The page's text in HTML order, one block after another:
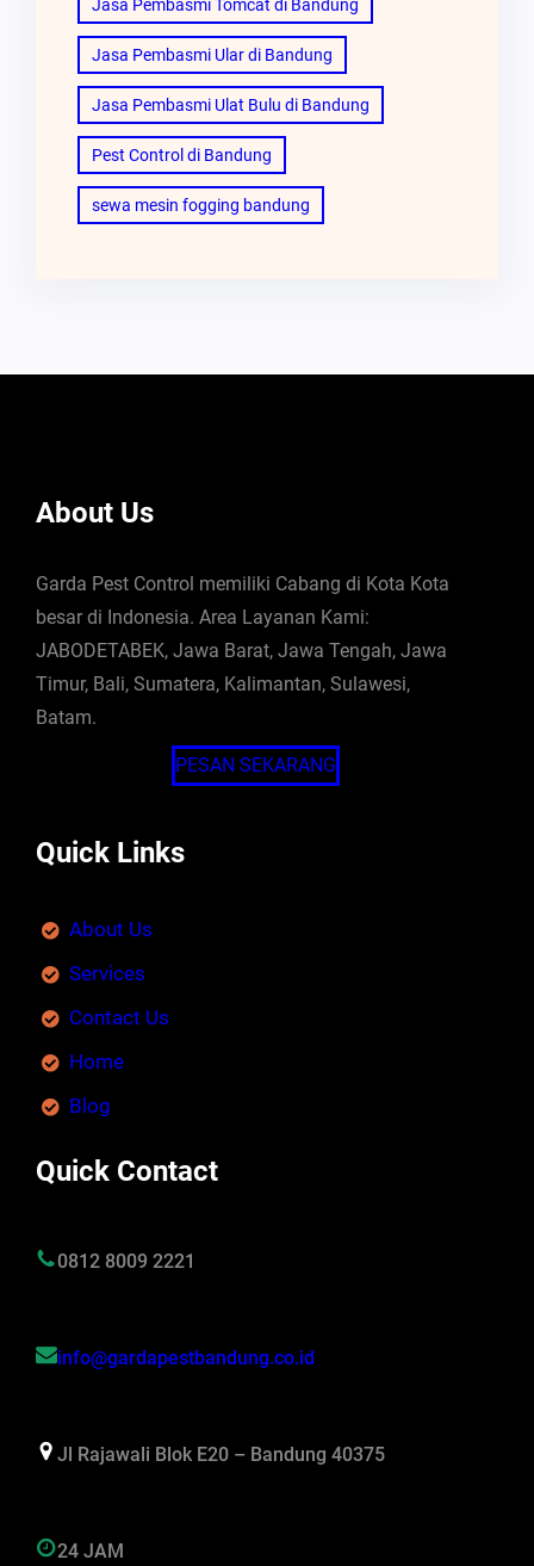
Jasa Pembasmi Tomcat di Bandung
Jasa Pembasmi Ular di Bandung
Jasa Pembasmi Ulat Bulu di Bandung
Pest Control di Bandung
sewa mesin fogging bandung
About Us
Garda Pest Control memiliki Cabang di Kota Kota
besar di Indonesia. Area Layanan Kami:
JABODETABEK, Jawa Barat, Jawa Tengah, Jawa
Timur, Bali, Sumatera, Kalimantan, Sulawesi,
Batam.
PESAN SEKARANG
Quick Links
About Us
Services
Contact Us
Home
Blog
Quick Contact
0812 8009 2221
info@gardapestbandung.co.id
Jl Rajawali Blok E20 – Bandung 40375
24 JAM